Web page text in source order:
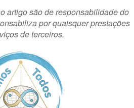
artigo são de responsabilidade do
por quaisquer prestações
de terceiros.